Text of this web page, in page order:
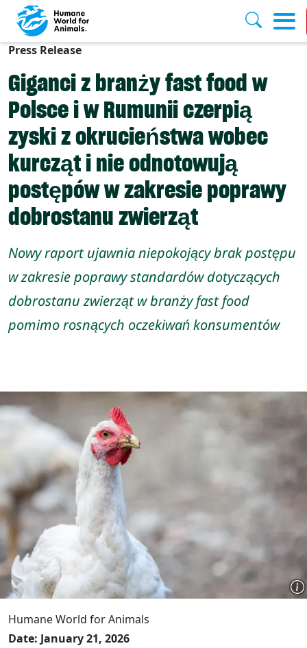
Skip to main content
Press Release
Giganci z branży fast food w
Polsce i w Rumunii czerpią
zyski z okrucieństwa wobec
kurcząt i nie odnotowują
postępów w zakresie poprawy
dobrostanu zwierząt
Nowy raport ujawnia niepokojący brak postępu
w zakresie poprawy standardów dotyczących
dobrostanu zwierząt w branży fast food
pomimo rosnących oczekiwań konsumentów
Humane World for Animals
Date: January 21, 2026